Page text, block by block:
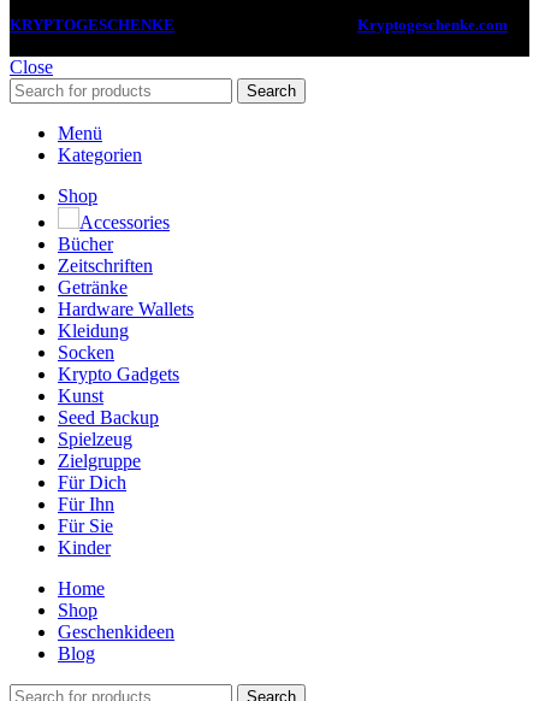
KRYPTOGESCHENKE Kryptogeschenke.com
Close
Search
Menü
Kategorien
Shop
Accessories
Bücher
Zeitschriften
Getränke
Hardware Wallets
Kleidung
Socken
Krypto Gadgets
Kunst
Seed Backup
Spielzeug
Zielgruppe
Für Dich
Für Ihn
Für Sie
Kinder
Home
Shop
Geschenkideen
Blog
Search